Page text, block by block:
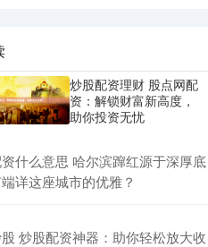
炒股配资理财 股点网配
资：解锁财富新高度，
助你投资无忧
什么意思 哈尔滨蹿红源于深厚底
详这座城市的优雅？
炒股配资神器：助你轻松放大收